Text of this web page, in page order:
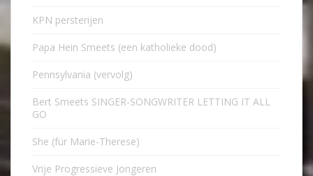
KPN persterijen
Papa Hein Smeets (een katholieke dood)
Pennsylvania (vervolg)
Bert Smeets SINGER-SONGWRITER LETTING IT ALL
GO
She (für Marie-Therese)
Vrije Progressieve Jongeren